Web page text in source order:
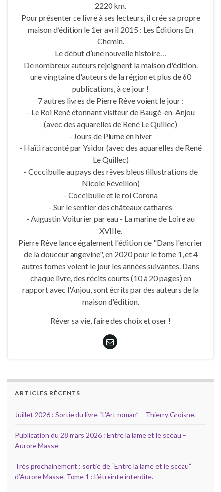
2220 km.
Pour présenter ce livre à ses lecteurs, il crée sa propre
maison d’édition le 1er avril 2015 : Les Éditions En
Chemin.
Le début d’une nouvelle histoire…
De nombreux auteurs rejoignent la maison d'édition.
une vingtaine d'auteurs de la région et plus de 60
publications, à ce jour !
7 autres livres de Pierre Rêve voient le jour :
- Le Roi René étonnant visiteur de Baugé-en-Anjou
(avec des aquarelles de René Le Quillec)
- Jours de Plume en hiver
- Haïti raconté par Ysidor (avec des aquarelles de René
Le Quillec)
- Coccibulle au pays des rêves bleus (illustrations de
Nicole Réveillon)
- Coccibulle et le roi Corona
- Sur le sentier des châteaux cathares
- Augustin Voiturier par eau - La marine de Loire au
XVIIIe.
Pierre Rêve lance également l'édition de "Dans l'encrier
de la douceur angevine", en 2020 pour le tome 1, et 4
autres tomes voient le jour les années suivantes. Dans
chaque livre, des récits courts (10 à 20 pages) en
rapport avec l'Anjou, sont écrits par des auteurs de la
maison d'édition.
Rêver sa vie, faire des choix et oser !
ARTICLES RÉCENTS
Juillet 2026 : Sortie du livre “L’Art roman” – Thierry Groisne.
Publication du 28 mars 2026 : Entre la lame et le sceau –
Aurore Masse
Très prochainement : sortie de “Entre la lame et le sceau”
d’Aurore Masse. Tome 1 : L’étreinte interdite.